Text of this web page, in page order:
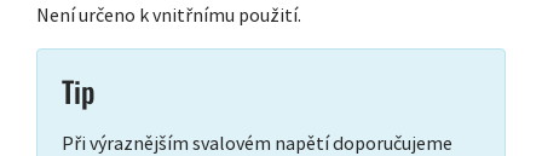
Není určeno k vnitřnímu použití.
Tip
Při výraznějším svalovém napětí doporučujeme